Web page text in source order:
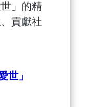
」的精
貢獻社
世」